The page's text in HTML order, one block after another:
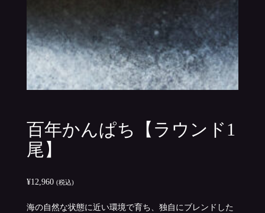
百年かんぱち【ラウンド1
尾】
¥12,960 (税込)
海の自然な状態に近い環境で育ち、独自にブレンドした